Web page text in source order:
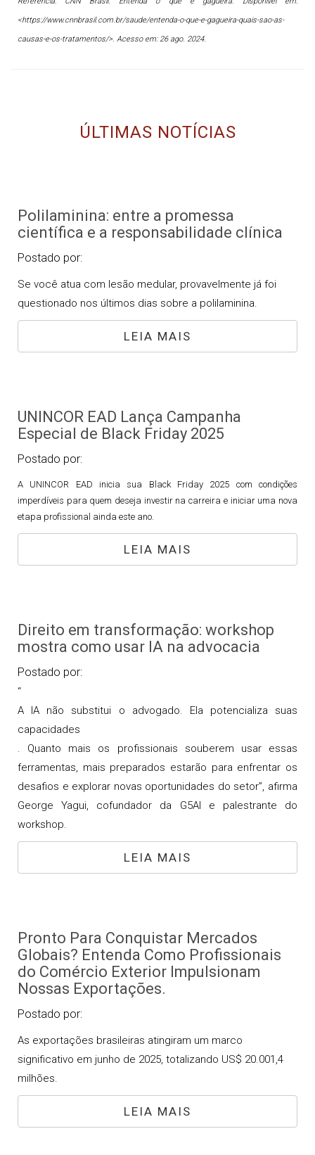
<https://www.cnnbrasil.com.br/saude/entenda-o-que-e-gagueira-quais-sao-as-
causas-e-os-tratamentos/>. Acesso em: 26 ago. 2024.
ÚLTIMAS NOTÍCIAS
Polilaminina: entre a promessa
científica e a responsabilidade clínica
Postado por:
Se você atua com lesão medular, provavelmente já foi
questionado nos últimos dias sobre a polilaminina.
LEIA MAIS
UNINCOR EAD Lança Campanha
Especial de Black Friday 2025
Postado por:
A UNINCOR EAD inicia sua Black Friday 2025 com condições
imperdíveis para quem deseja investir na carreira e iniciar uma nova
etapa profissional ainda este ano.
LEIA MAIS
Direito em transformação: workshop
mostra como usar IA na advocacia
Postado por:
“
A IA não substitui o advogado. Ela potencializa suas
capacidades
. Quanto mais os profissionais souberem usar essas
ferramentas, mais preparados estarão para enfrentar os
desafios e explorar novas oportunidades do setor”, afirma
George Yagui, cofundador da G5AI e palestrante do
workshop.
LEIA MAIS
Pronto Para Conquistar Mercados
Globais? Entenda Como Profissionais
do Comércio Exterior Impulsionam
Nossas Exportações.
Postado por:
As exportações brasileiras atingiram um marco
significativo em junho de 2025, totalizando US$ 20.001,4
milhões.
LEIA MAIS